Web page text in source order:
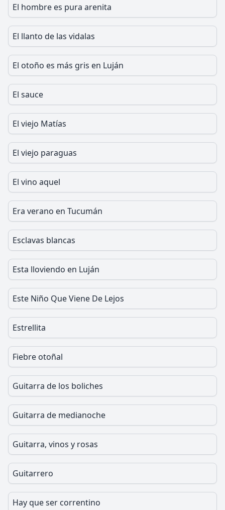
El hombre es pura arenita
El llanto de las vidalas
El otoño es más gris en Luján
El sauce
El viejo Matías
El viejo paraguas
El vino aquel
Era verano en Tucumán
Esclavas blancas
Esta lloviendo en Luján
Este Niño Que Viene De Lejos
Estrellita
Fiebre otoñal
Guitarra de los boliches
Guitarra de medianoche
Guitarra, vinos y rosas
Guitarrero
Hay que ser correntino